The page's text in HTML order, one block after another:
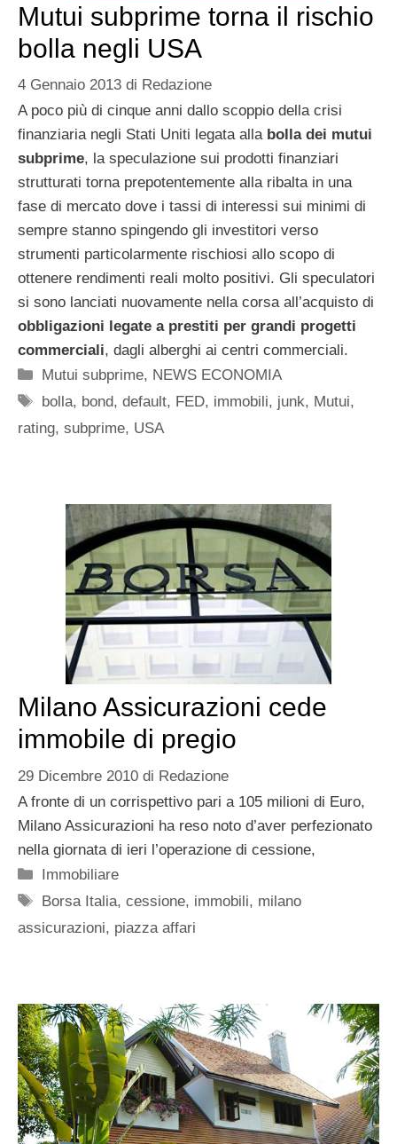
Mutui subprime torna il rischio
bolla negli USA
4 Gennaio 2013 di Redazione
A poco più di cinque anni dallo scoppio della crisi
finanziaria negli Stati Uniti legata alla bolla dei mutui
subprime, la speculazione sui prodotti finanziari
strutturati torna prepotentemente alla ribalta in una
fase di mercato dove i tassi di interessi sui minimi di
sempre stanno spingendo gli investitori verso
strumenti particolarmente rischiosi allo scopo di
ottenere rendimenti reali molto positivi. Gli speculatori
si sono lanciati nuovamente nella corsa all’acquisto di
obbligazioni legate a prestiti per grandi progetti
commerciali, dagli alberghi ai centri commerciali.
Categorie
Mutui subprime, NEWS ECONOMIA
Tag
bolla, bond,default, FED, immobili, junk, Mutui,
rating, subprime, USA
Milano Assicurazioni cede
immobile di pregio
29 Dicembre 2010 di Redazione
A fronte di un corrispettivo pari a 105 milioni di Euro,
Milano Assicurazioni ha reso noto d’aver perfezionato
nella giornata di ieri l’operazione di cessione,
Categorie
Immobiliare
Tag
Borsa Italia,cessione, immobili, milano
assicurazioni, piazza affari